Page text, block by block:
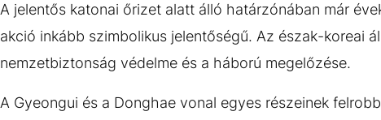
A jelentős katonai őrizet alatt álló határzónában már
akció inkább szimbolikus jelentőségű. Az észak-koreai
nemzetbiztonság védelme és a háború megelőzése.
A Gyeongui és a Donghae vonal egyes részeinek